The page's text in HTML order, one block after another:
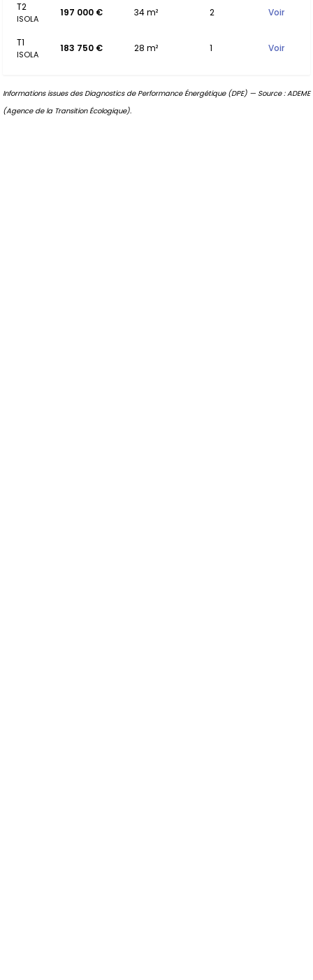
T2
ISOLA
197 000 € 34 m² 2 Voir
T1
ISOLA
183 750 € 28 m² 1 Voir
Informations issues des Diagnostics de Performance Énergétique (DPE) — Source : ADEME
(Agence de la Transition Écologique).